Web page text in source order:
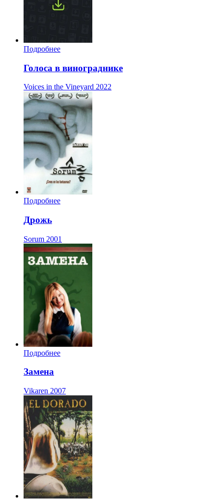
Подробнее
Голоса в винограднике
Voices in the Vineyard 2022
Подробнее
Дрожь
Sorum 2001
Подробнее
Замена
Vikaren 2007